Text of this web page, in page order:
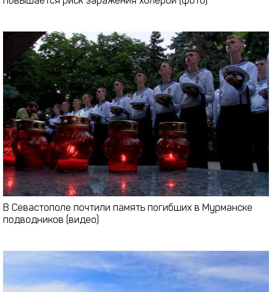
В Севастополе почтили память погибших в Мурманске
подводников (видео)